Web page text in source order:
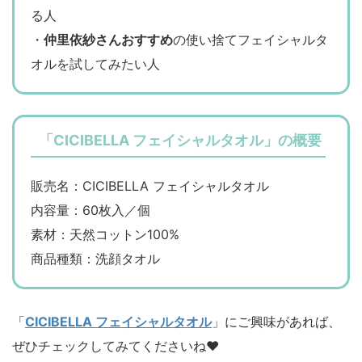
る人
・ 仲里依紗さんおすすめの使い捨てフェイシャルタ
オルを試してみたい人
「CICIBELLA フェイシャルタオル」の概要
販売名：CICIBELLA フェイシャルタオル
内容量：60枚入／個
素材：天然コットン100%
商品種類：洗顔タオル
「CICIBELLA フェイシャルタオル」にご興味があれば、
ぜひチェックしてみてくださいね♥